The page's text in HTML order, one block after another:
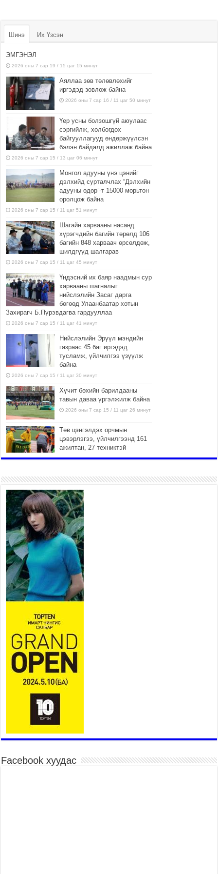
Шинэ Их Үзсэн
ЭМГЭНЭЛ
2026 оны 7 сар 19 / 15 цаг 15 минут
Аяллаа зөв төлөвлөхийг
иргэдэд зөвлөж байна
2026 оны 7 сар 16 / 11 цаг 50 минут
Үер усны болзошгүй аюулаас
сэргийлж, холбогдох
байгууллагууд өндөржүүлсэн
бэлэн байдалд ажиллаж байна
2026 оны 7 сар 15 / 13 цаг 06 минут
Монгол адууны үнэ цэнийг
дэлхийд сурталчлах “Дэлхийн
адууны өдөр”-т 15000 морьтон
оролцож байна
2026 оны 7 сар 15 / 11 цаг 51 минут
Шагайн харвааны насанд
хүрэгчдийн багийн төрөлд 106
багийн 848 харваач өрсөлдөж,
шилдгүүд шалгарав
2026 оны 7 сар 15 / 11 цаг 45 минут
Үндэсний их баяр наадмын сур
харвааны шагналыг
нийслэлийн Засаг дарга
бөгөөд Улаанбаатар хотын
Захирагч Б.Пүрэвдагва гардууллаа
2026 оны 7 сар 15 / 11 цаг 41 минут
Нийслэлийн Эрүүл мэндийн
газраас 45 баг иргэдэд
тусламж, үйлчилгээ үзүүлж
байна
2026 оны 7 сар 15 / 11 цаг 30 минут
Хүчит бөхийн барилдааны
тавын даваа үргэлжилж байна
2026 оны 7 сар 15 / 11 цаг 26 минут
Төв цэнгэлдэх орчмын
цэвэрлэгээ, үйлчилгээнд 161
ажилтан, 27 техниктэй
ажиллаж байна
Наадмын амралтын өдрүүдэд
нийслэлийн эрүүл мэндийн
байгууллагууд дараах
хуваарийн дагуу ажиллана
2026 оны 7 сар 15 / 11 цаг 18 минут
Үндэсний их баяр наадам
эхэллээ
2026 оны 7 сар 15 / 11 цаг 14 минут
Үер усны аюулаас сэргийлж, нийслэлийн Онцгой
байдлын газрын 162 алба хаагч үүрэг гүйцэтгэж
байна
2026 оны 7 сар 15 / 11 цаг 07 минут
Үндэсний их сурын харваанд 850 харваач цэц
мэргэнээ сорьж байна
2026 оны 7 сар 15 / 11 цаг 03 минут
Төв цэнгэлдэхийн эргэн тойронд
2026 оны 7 сар 15 / 10 цаг 58 минут
Үндэсний их баяр наадмын шагайн харваа
насанд хүрэгчдийн багийн харваагаар
үргэлжилж байна
2026 оны 7 сар 15 / 10 цаг 52 минут
Үндэсний их баяр наадмын хүчит бөхийн
барилдаан эхэллээ
2026 оны 7 сар 15 / 10 цаг 46 минут
Үндэсний хувцасны өдрийг тохиолдуулан
“Дээлтэй монгол наадам” боллоо
Facebook хуудас